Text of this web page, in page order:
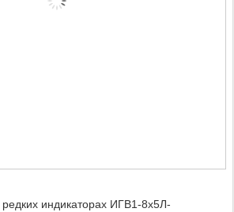
индикаторах ИГВ1-8х5Л-